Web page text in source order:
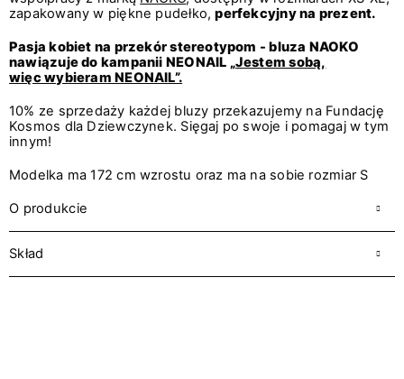
zapakowany w piękne pudełko,perfekcyjny na prezent.
Pasja kobiet na przekór stereotypom - bluza NAOKO
nawiązuje do kampanii NEONAIL „Jestem sobą,
więc wybieram NEONAIL”.
10% ze sprzedaży każdej bluzy przekazujemy na Fundację
Kosmos dla Dziewczynek. Sięgaj po swoje i pomagaj w tym
innym!
Modelka ma 172 cm wzrostu oraz ma na sobie rozmiar S
O produkcie
Skład